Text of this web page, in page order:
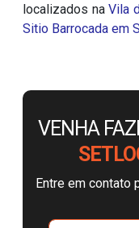
localizados naVila
Sitio Barrocada em
VENHA
Entre em contato